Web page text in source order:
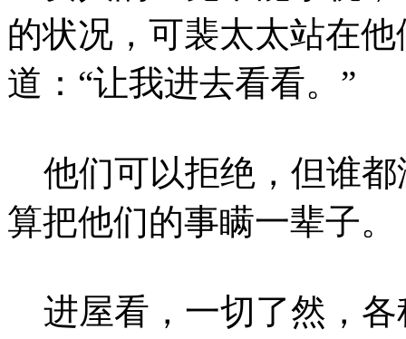
的状况，可裴太太站在
道：“让我进去看看。”
他们可以拒绝，但谁都
算把他们的事瞒一辈子。
进屋看，一切了然，各